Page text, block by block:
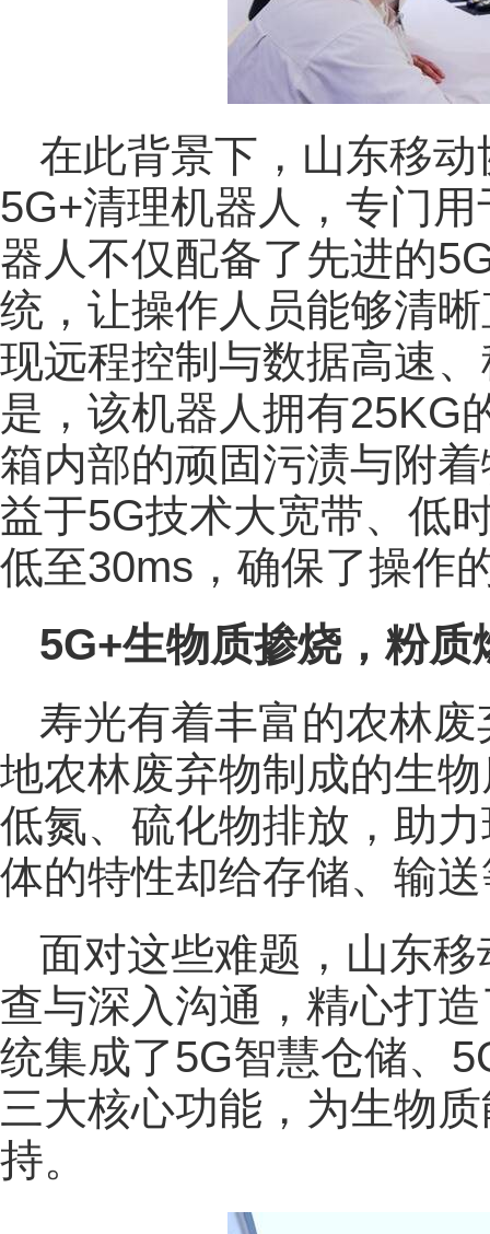
在此背景下，山东移
5G+清理机器人，专门
器人不仅配备了先进的
统，让操作人员能够清
现远程控制与数据高速
是，该机器人拥有25KG
箱内部的顽固污渍与附
益于5G技术大宽带、低
低至30ms，确保了操作
5G+生物质掺烧，粉质
寿光有着丰富的农林
地农林废弃物制成的生
低氮、硫化物排放，助
体的特性却给存储、输
面对这些难题，山东
查与深入沟通，精心打
统集成了5G智慧仓储、
三大核心功能，为生物
持。